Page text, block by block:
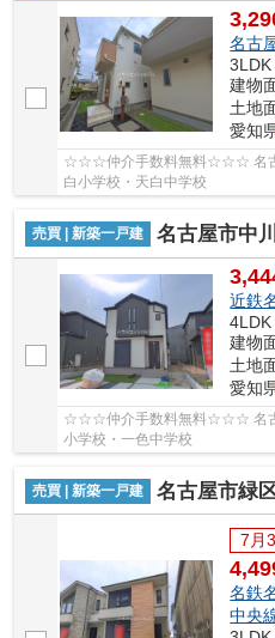
名古
3LDK
建物
土地
愛知
☆☆☆仲介手数料無料☆☆☆ 名古
白小学校・天白中学校
売買 | 新築一戸建 名古屋市中川区大当郎１
近鉄
4LDK
建物
土地
愛知
☆☆☆仲介手数料無料☆☆☆ 名古
小学校・一色中学校
売買 | 新築一戸建 名古屋市緑区浦里５丁目
7月
名鉄
中央